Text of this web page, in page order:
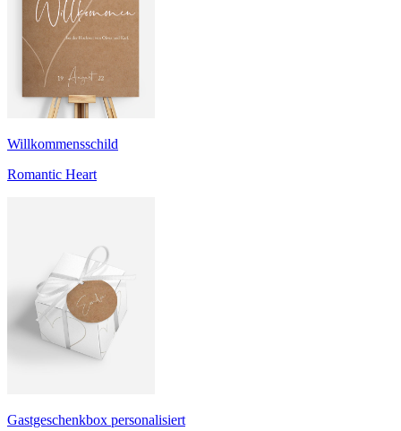
Willkommensschild
Romantic Heart
Gastgeschenkbox personalisiert